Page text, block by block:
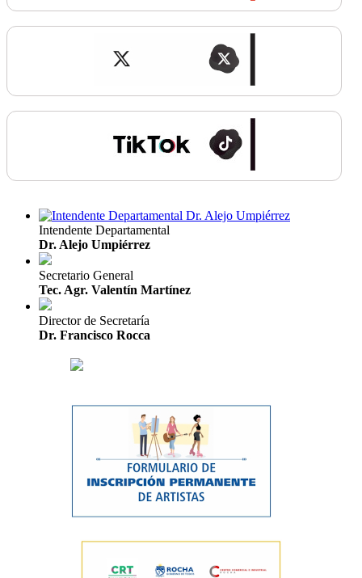
Intendente Departamental
Dr. Alejo Umpiérrez
Secretario General
Tec. Agr. Valentín Martínez
Director de Secretaría
Dr. Francisco Rocca